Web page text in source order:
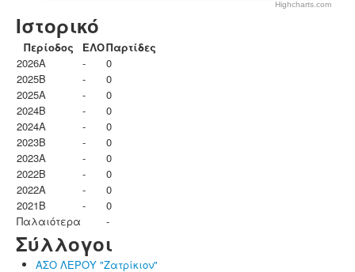
Highcharts.com
Ιστορικό
Περίοδος ΕΛΟΠαρτίδες
2026A
-
0
2025B
-
0
2025A
-
0
2024B
-
0
2024A
-
0
2023B
-
0
2023Α
-
0
2022B
-
0
2022A
-
0
2021B
-
0
Παλαιότερα
-
Σύλλογοι
ΑΣΟ ΛΕΡΟΥ "Ζατρίκιον"